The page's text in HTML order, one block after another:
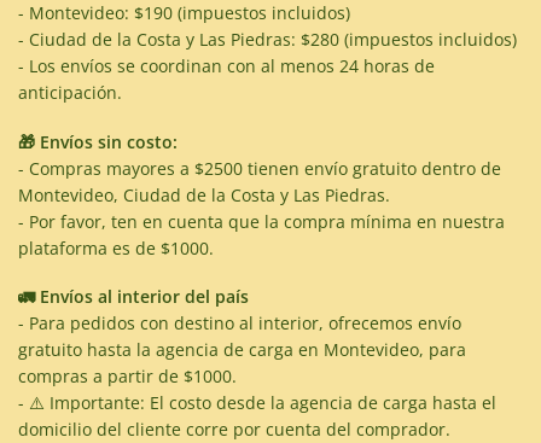
- Montevideo: $190 (impuestos incluidos)
- Ciudad de la Costa y Las Piedras: $280 (impuestos incluidos)
- Los envíos se coordinan con al menos 24 horas de
anticipación.
🎁 Envíos sin costo:
- Compras mayores a $2500 tienen envío gratuito dentro de
Montevideo, Ciudad de la Costa y Las Piedras.
- Por favor, ten en cuenta que la compra mínima en nuestra
plataforma es de $1000.
🚛 Envíos al interior del país
- Para pedidos con destino al interior, ofrecemos envío
gratuito hasta la agencia de carga en Montevideo, para
compras a partir de $1000.
- ⚠️ Importante: El costo desde la agencia de carga hasta el
domicilio del cliente corre por cuenta del comprador.